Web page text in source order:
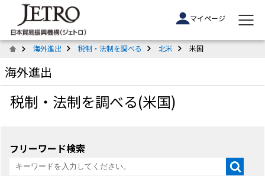
マイページ
海外進出 税制・法制を調べる 北米 米国
海外進出
税制・法制を調べる(米国)
フリーワード検索